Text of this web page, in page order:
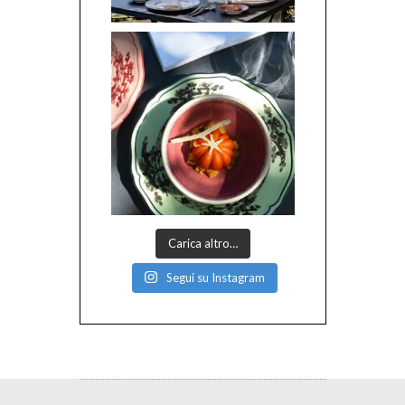
Carica altro…
Segui su Instagram